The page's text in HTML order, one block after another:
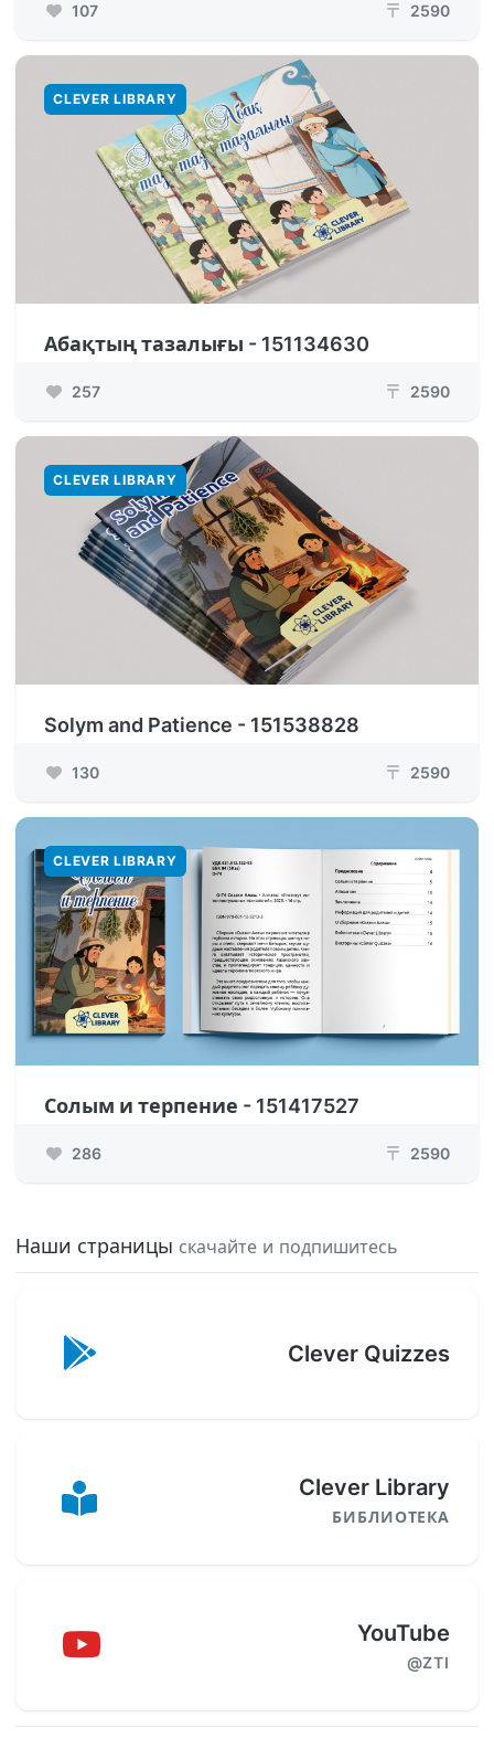
107 ₸ 2590
CLEVER LIBRARY
Абақтың тазалығы - 151134630
257 ₸ 2590
CLEVER LIBRARY
Solym and Patience - 151538828
130 ₸ 2590
CLEVER LIBRARY
Солым и терпение - 151417527
286 ₸ 2590
Наши страницы скачайте и подпишитесь
Clever Quizzes
Clever Library
БИБЛИОТЕКА
YouTube
@ZTI